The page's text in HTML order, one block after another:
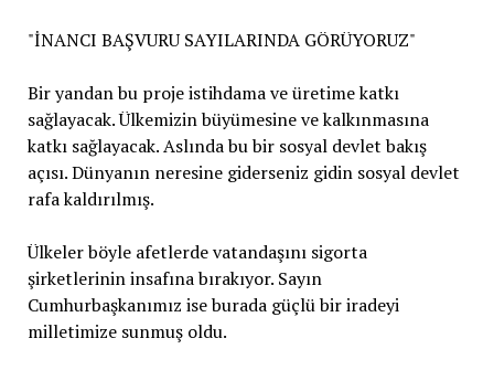
"İNANCI BAŞVURU SAYILARINDA GÖRÜYORUZ"
Bir yandan bu proje istihdama ve üretime katkı
sağlayacak. Ülkemizin büyümesine ve kalkınmasına
katkı sağlayacak. Aslında bu bir sosyal devlet bakış
açısı. Dünyanın neresine giderseniz gidin sosyal devlet
rafa kaldırılmış.
Ülkeler böyle afetlerde vatandaşını sigorta
şirketlerinin insafına bırakıyor. Sayın
Cumhurbaşkanımız ise burada güçlü bir iradeyi
milletimize sunmuş oldu.